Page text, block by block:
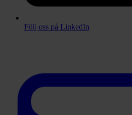
Följ oss på LinkedIn